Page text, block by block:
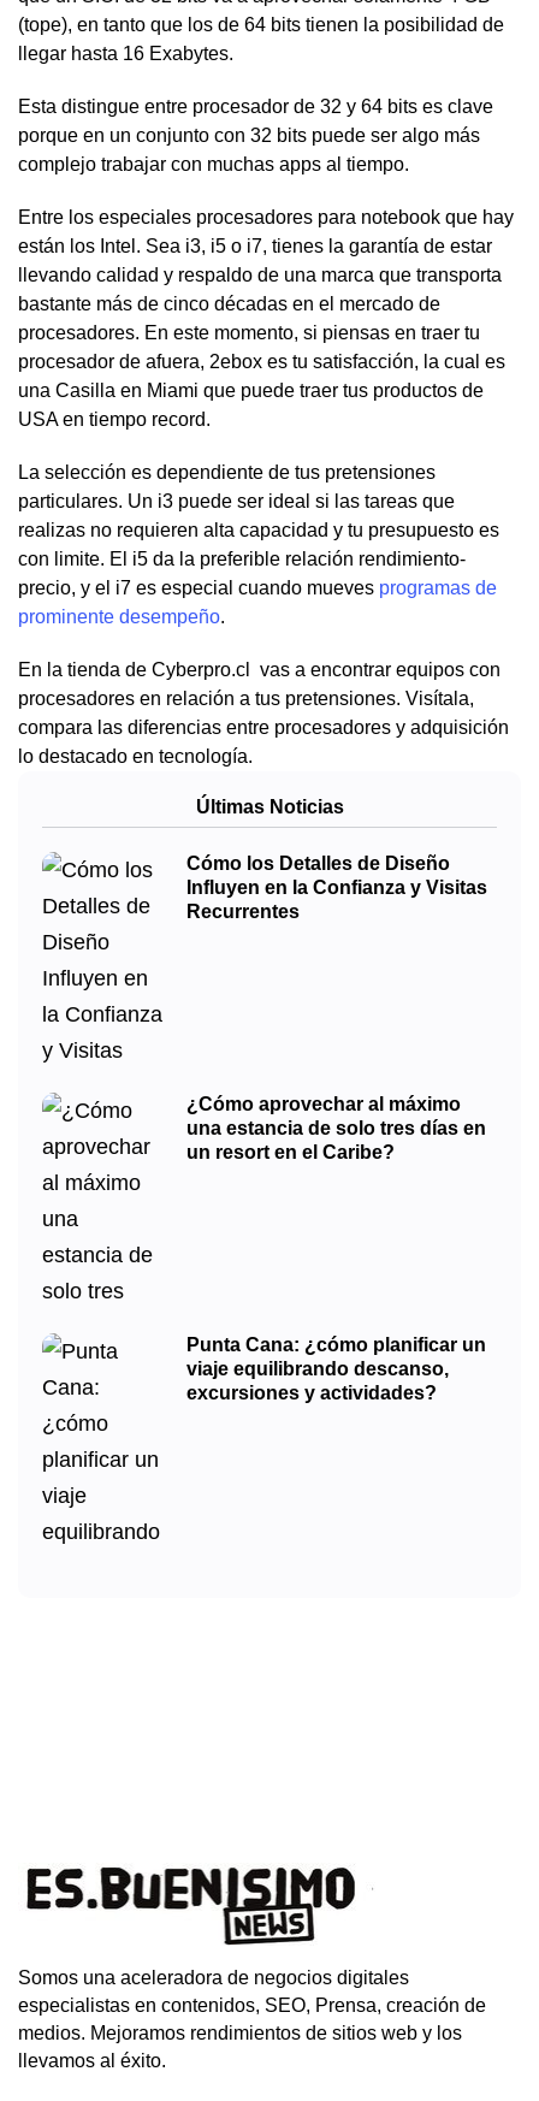
(tope), en tanto que los de 64 bits tienen la posibilidad de
llegar hasta 16 Exabytes.
Esta distingue entre procesador de 32 y 64 bits es clave
porque en un conjunto con 32 bits puede ser algo más
complejo trabajar con muchas apps al tiempo.
Entre los especiales procesadores para notebook que hay
están los Intel. Sea i3, i5 o i7, tienes la garantía de estar
llevando calidad y respaldo de una marca que transporta
bastante más de cinco décadas en el mercado de
procesadores. En este momento, si piensas en traer tu
procesador de afuera, 2ebox es tu satisfacción, la cual es
una Casilla en Miami que puede traer tus productos de
USA en tiempo record.
La selección es dependiente de tus pretensiones
particulares. Un i3 puede ser ideal si las tareas que
realizas no requieren alta capacidad y tu presupuesto es
con limite. El i5 da la preferible relación rendimiento-
precio, y el i7 es especial cuando mueves programas de
prominente desempeño.
En la tienda de Cyberpro.cl vas a encontrar equipos con
procesadores en relación a tus pretensiones. Visítala,
compara las diferencias entre procesadores y adquisición
lo destacado en tecnología.
Últimas Noticias
Cómo los Detalles de Diseño
Influyen en la Confianza y Visitas
Recurrentes
¿Cómo aprovechar al máximo
una estancia de solo tres días en
un resort en el Caribe?
Punta Cana: ¿cómo planificar un
viaje equilibrando descanso,
excursiones y actividades?
Somos una aceleradora de negocios digitales
especialistas en contenidos, SEO, Prensa, creación de
medios. Mejoramos rendimientos de sitios web y los
llevamos al éxito.